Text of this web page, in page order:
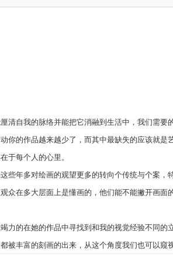
清自我的脉络并能把它消融到生活中，我们需要
的作品越来越少了，而其中最缺失的应该就
于每个人的心里。
年多对绘画的观望更多的转向个传统与个案
在多大层面上是懂画的，他们能不能撇开画
的在她的作品中寻找到和我的视觉经验不同
丰富的刻画的出来，从这个角度我们也可以窥